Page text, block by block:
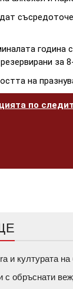
година
за
на
по
и културата
с обръснати